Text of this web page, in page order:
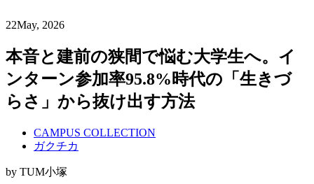
22May, 2026
本音と建前の狭間で悩む大学生へ。イ
ンターン参加率95.8%時代の「生きづ
らさ」から抜け出す方法
CAMPUS COLLECTION
ガクチカ
by TUM小塚